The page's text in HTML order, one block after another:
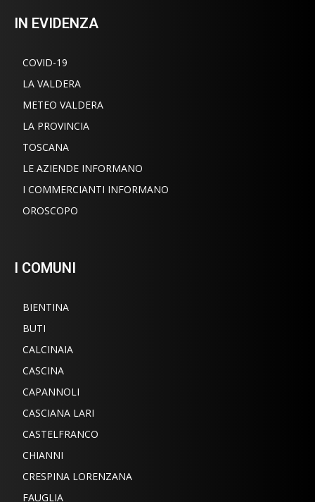
IN EVIDENZA
COVID-19
LA VALDERA
METEO VALDERA
LA PROVINCIA
TOSCANA
LE AZIENDE INFORMANO
I COMMERCIANTI INFORMANO
OROSCOPO
I COMUNI
BIENTINA
BUTI
CALCINAIA
CASCINA
CAPANNOLI
CASCIANA LARI
CASTELFRANCO
CHIANNI
CRESPINA LORENZANA
FAUGLIA